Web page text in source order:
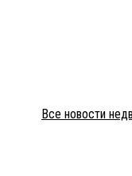
Все новости